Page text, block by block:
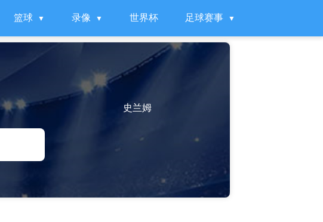
篮球 录像 世界杯 足球赛事
史兰姆